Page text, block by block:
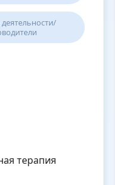
терапия